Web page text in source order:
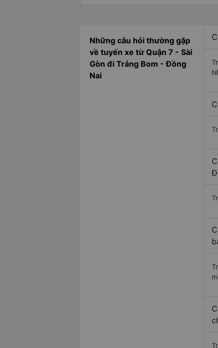
Những câu hỏi thường gặp
về tuyến xe từ Quận 7 - Sài
Gòn đi Trảng Bom - Đồng
Nai